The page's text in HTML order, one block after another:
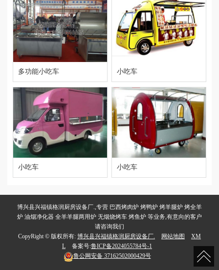
多功能小吃车 小吃车
小吃车 小吃车
博兴县兴福镇格润厨房设备厂.,专营 巴西烤肉炉 烤鸭炉 烤羊腿炉 烤全羊
炉 油烟净化器 全羊羊腿两用炉 无烟烧烤车 烤鱼炉 等业务,有意向的客户
请咨询我们
CopyRight © 版权所有: 博兴县兴福镇格润厨房设备厂. 网站地图
XM
L
备案号:鲁ICP备2024055784号-1
鲁公网安备37162502000429号